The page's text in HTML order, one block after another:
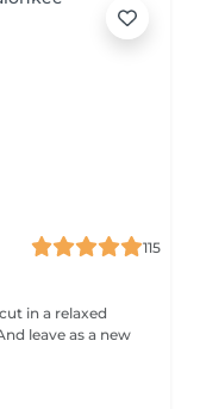
115
in a relaxed
leave as a new